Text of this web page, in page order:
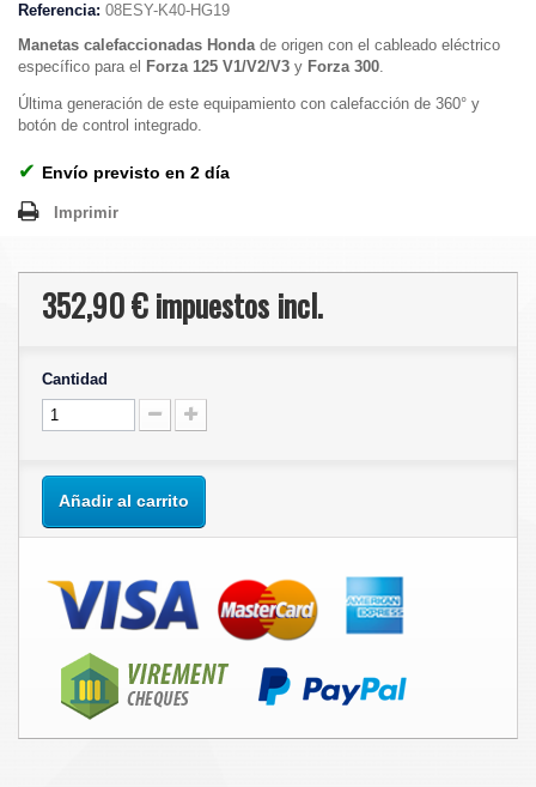
Referencia: 08ESY-K40-HG19
Manetas calefaccionadas Hondade origen con el cableado eléctrico
específico para el Forza 125 V1/V2/V3 y Forza 300.
Última generación de este equipamiento con calefacción de 360° y
botón de control integrado.
✔ Envío previsto en 2 día
Imprimir
352,90 €impuestos incl.
Cantidad
Añadir al carrito